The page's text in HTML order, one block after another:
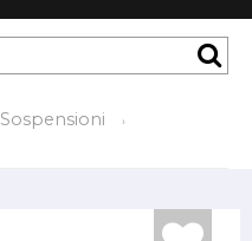
Sospensioni